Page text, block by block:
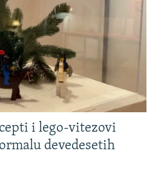
i lego-vitezovi
devedesetih